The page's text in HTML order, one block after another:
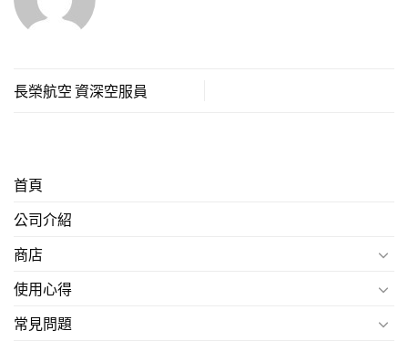
長榮航空 資深空服員
首頁
公司介紹
商店
使用心得
常見問題